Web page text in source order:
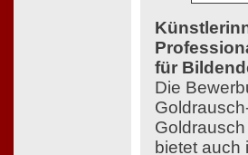
für
Die
bietet auch